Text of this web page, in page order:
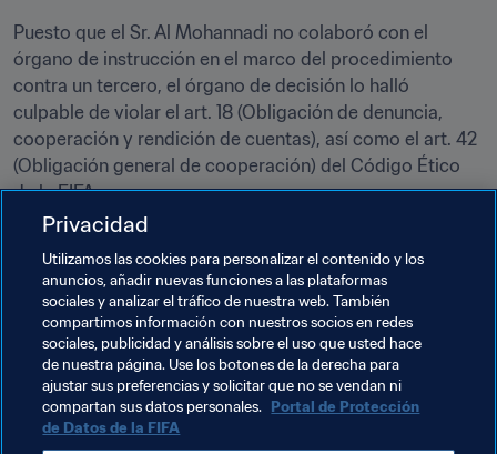
Puesto que el Sr. Al Mohannadi no colaboró con el
órgano de instrucción en el marco del procedimiento
contra un tercero, el órgano de decisión lo halló
culpable de violar el art. 18 (Obligación de denuncia,
cooperación y rendición de cuentas), así como el art. 42
(Obligación general de cooperación) del Código Ético
de la FIFA.
Por consiguiente, el órgano decisorio ha inhabilitado por
un año al Sr. Al Mohannadi, quien no podrá ejercer
actividad alguna relacionada con el fútbol (ya sea esta
administrativa, deportiva o de otra naturaleza) tanto en
el ámbito nacional como en el internacional; además, se
le ha impuesto una multa de 20 000 CHF.
Temas relacionados
Privacidad
Utilizamos las cookies para personalizar el contenido y los
anuncios, añadir nuevas funciones a las plataformas
sociales y analizar el tráfico de nuestra web. También
compartimos información con nuestros socios en redes
sociales, publicidad y análisis sobre el uso que usted hace
de nuestra página. Use los botones de la derecha para
ajustar sus preferencias y solicitar que no se vendan ni
compartan sus datos personales. Portal de Protección
de Datos de la FIFA